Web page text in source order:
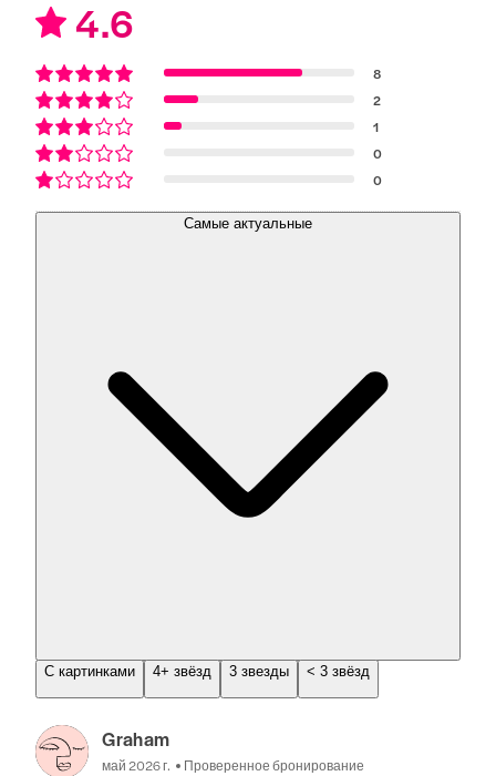
4.6
8
2
1
0
0
Самые актуальные
С картинками 4+ звёзд 3 звезды < 3 звёзд
Graham
май 2026 г. Проверенное бронирование